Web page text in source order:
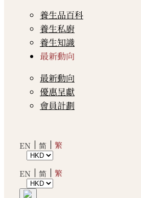
養生品百科
養生私廚
養生知識
最新動向
最新動向
優惠呈獻
會員計劃
EN 简 繁
EN 简 繁